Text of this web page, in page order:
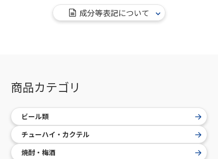
成分等表記について
商品カテゴリ
ビール類
チューハイ・カクテル
焼酎・梅酒